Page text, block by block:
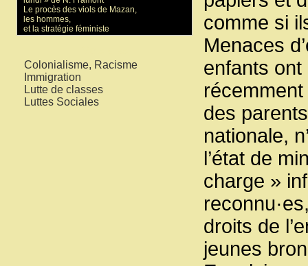
comme si
Menaces
enfants
des
nationale,
l’état de
charge »
droits de
jeunes
Le procès des viols de Mazan,
les hommes,
et la stratégie féministe
Colonialisme, Racisme
Immigration
Lutte de classes
Luttes Sociales